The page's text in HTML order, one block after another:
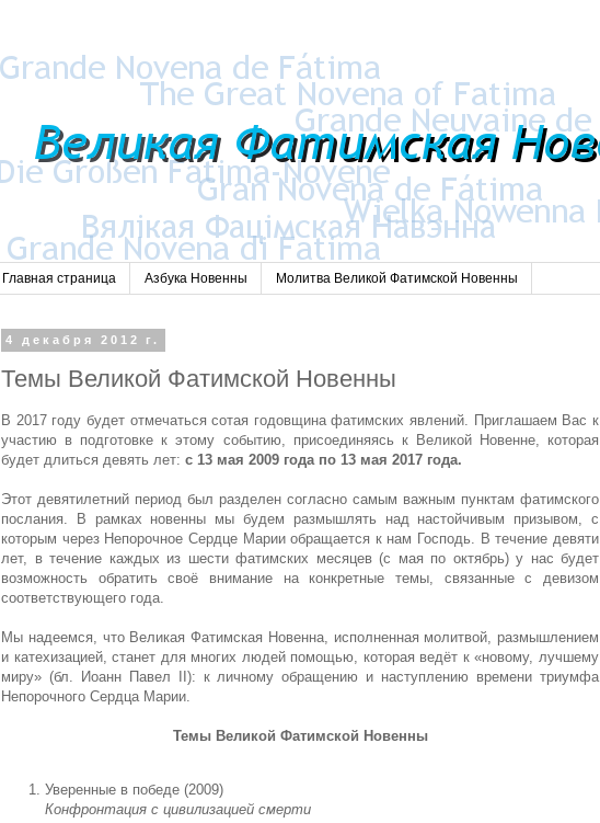
Главная страница Азбука Новенны Молитва Великой Фатимской Новенны
4 декабря 2012 г.
Темы Великой Фатимской Новенны
В 2017 году будет отмечаться сотая годовщина фатимских явлений. Приглашаем Вас к
участию в подготовке к этому событию, присоединяясь к Великой Новенне, которая
будет длиться девять лет: с 13 мая 2009 года по 13 мая 2017 года.
Этот девятилетний период был разделен согласно самым важным пунктам фатимского
послания. В рамках новенны мы будем размышлять над настойчивым призывом, с
которым через Непорочное Сердце Марии обращается к нам Господь. В течение девяти
лет, в течение каждых из шести фатимских месяцев (с мая по октябрь) у нас будет
возможность обратить своё внимание на конкретные темы, связанные с девизом
соответствующего года.
Мы надеемся, что Великая Фатимская Новенна, исполненная молитвой, размышлением
и катехизацией, станет для многих людей помощью, которая ведёт к «новому, лучшему
миру» (бл. Иоанн Павел II): к личному обращению и наступлению времени триумфа
Непорочного Сердца Марии.
Темы Великой Фатимской Новенны
Уверенные в победе (2009)
Конфронтация с цивилизацией смерти